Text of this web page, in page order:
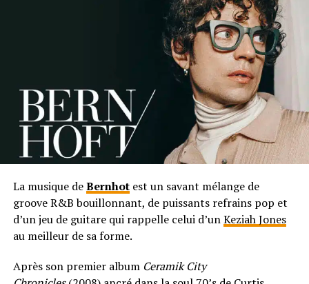
La musique deBernhotest un savant mélange de
groove R&B bouillonnant, de puissants refrains pop et
d’un jeu de guitare qui rappelle celui d’unKeziah Jones
au meilleur de sa forme.
Après son premier album Ceramik City